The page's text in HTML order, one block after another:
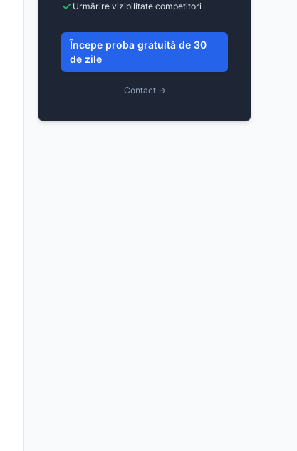
Urmărire vizibilitate competitori
Începe proba gratuită de 30
de zile
Contact →